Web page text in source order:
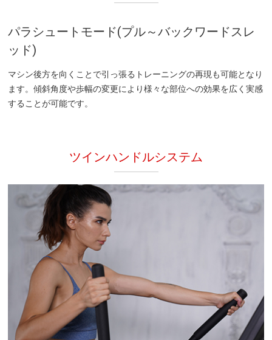
パラシュートモード(プル～バックワードスレ
ッド)
マシン後方を向くことで引っ張るトレーニングの再現も可能となり
ます。傾斜角度や歩幅の変更により様々な部位への効果を広く実感
することが可能です。
ツインハンドルシステム